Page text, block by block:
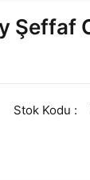
Şeffaf
Stok Kodu